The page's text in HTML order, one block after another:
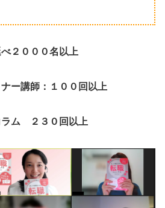
２０００名以上
ー講師：１００回以上
ラム ２３０回以上